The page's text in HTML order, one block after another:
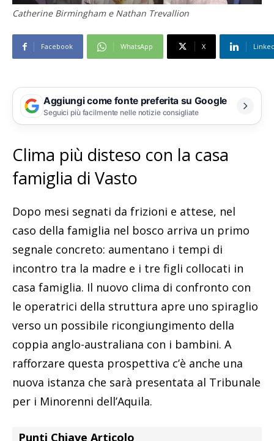
Catherine Birmingham e Nathan Trevallion
Facebook WhatsApp X
Aggiungi come fonte preferita su Google
Seguici più facilmente nelle notizie consigliate
Clima più disteso con la casa
famiglia di Vasto
Dopo mesi segnati da frizioni e attese, nel
caso della famiglia nel bosco arriva un primo
segnale concreto: aumentano i tempi di
incontro tra la madre e i tre figli collocati in
casa famiglia. Il nuovo clima di confronto con
le operatrici della struttura apre uno spiraglio
verso un possibile ricongiungimento della
coppia anglo-australiana con i bambini. A
rafforzare questa prospettiva c’è anche una
nuova istanza che sarà presentata al Tribunale
per i Minorenni dell’Aquila.
Punti Chiave Articolo